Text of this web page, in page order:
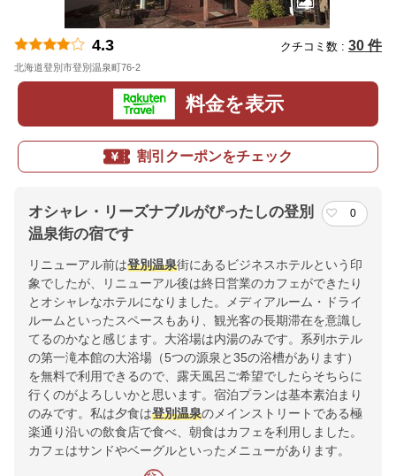
4.3 クチコミ数 : 30 件
北海道登別市登別温泉町76-2
料金を表示
割引クーポンをチェック
オシャレ・リーズナブルがぴったしの登別
温泉街の宿です
0
リニューアル前は登別温泉街にあるビジネスホテルという印
象でしたが、リニューアル後は終日営業のカフェができたり
とオシャレなホテルになりました。メディアルーム・ドライ
ルームといったスペースもあり、観光客の長期滞在を意識し
てるのかなと感じます。大浴場は内湯のみです。系列ホテル
の第一滝本館の大浴場（5つの源泉と35の浴槽があります）
を無料で利用できるので、露天風呂ご希望でしたらそちらに
行くのがよろしいかと思います。宿泊プランは基本素泊まり
のみです。私は夕食は登別温泉のメインストリートである極
楽通り沿いの飲食店で食べ、朝食はカフェを利用しました。
カフェはサンドやベーグルといったメニューがあります。